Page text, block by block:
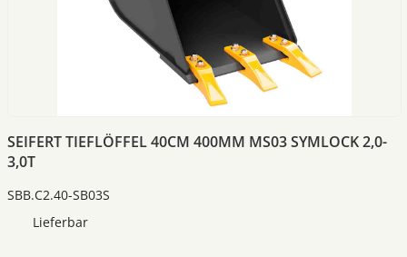
SEIFERT TIEFLÖFFEL 40CM 400MM MS03 SYMLOCK 2,0-
3,0T
SBB.C2.40-SB03S
Lieferbar